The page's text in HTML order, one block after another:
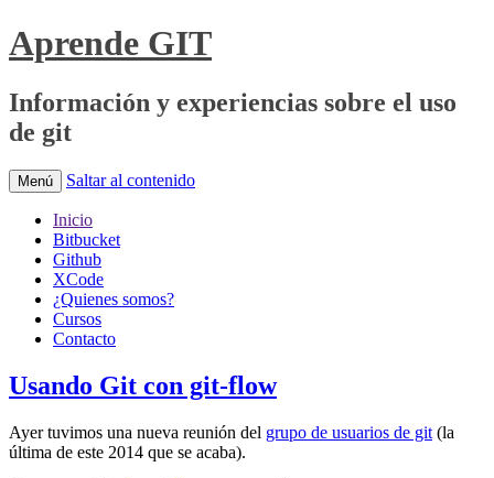
Aprende GIT
Información y experiencias sobre el uso
de git
Menú Saltar al contenido
Inicio
Bitbucket
Github
XCode
¿Quienes somos?
Cursos
Contacto
Usando Git con git-flow
Ayer tuvimos una nueva reunión del grupo de usuarios de git (la
última de este 2014 que se acaba).